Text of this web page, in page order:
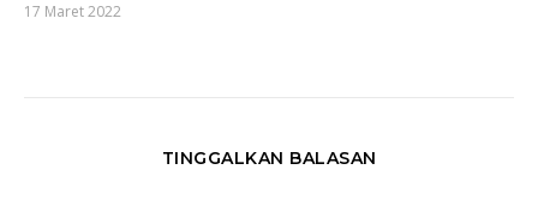
17 Maret 2022
TINGGALKAN BALASAN